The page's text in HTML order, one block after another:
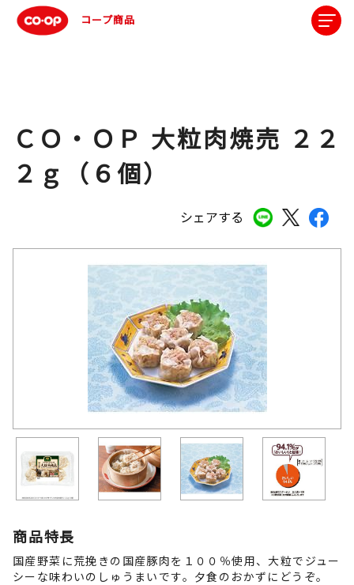
コープ商品
シェアする
ＣＯ・ＯＰ 大粒肉焼売 ２２
２ｇ（６個）
商品特長
国産野菜に荒挽きの国産豚肉を１００％使用、大粒でジュー
シーな味わいのしゅうまいです。夕食のおかずにどうぞ。